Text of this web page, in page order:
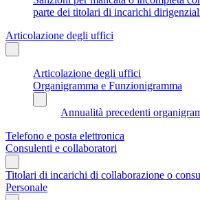
parte dei titolari di incarichi
Articolazione degli uffici
Articolazione degli uffici
Organigramma e Funzionigramma
Annualità precedenti
Telefono e posta elettronica
Consulenti e collaboratori
Titolari di incarichi di collaborazione o
Personale